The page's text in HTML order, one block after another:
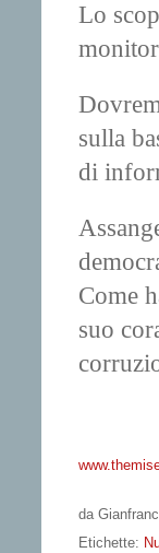
Lo
sulla
di
Come
suo
da
Etichette: